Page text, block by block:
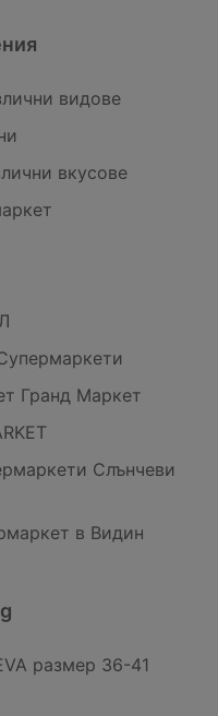
видове
вкусове
Гранд Маркет
Слънчеви
в Видин
размер 36-41